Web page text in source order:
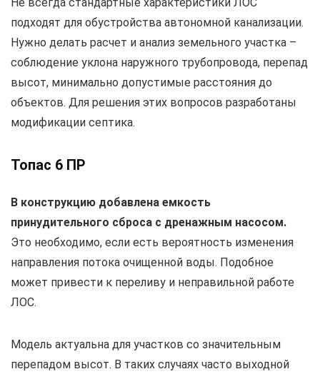
Не всегда стандартные характеристики ЛОС
подходят для обустройства автономной канализации.
Нужно делать расчет и анализ земельного участка –
соблюдение уклона наружного трубопровода, перепад
высот, минимально допустимые расстояния до
объектов. Для решения этих вопросов разработаны
модификации септика.
Топас 6 ПР
В конструкцию добавлена емкость
принудительного сброса с дренажным насосом.
Это необходимо, если есть вероятность изменения
направления потока очищенной воды. Подобное
может привести к переливу и неправильной работе
ЛОС.
Модель актуальна для участков со значительным
перепадом высот. В таких случаях часто выходной